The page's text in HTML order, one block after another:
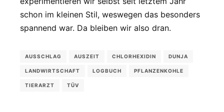
schon im kleinen Stil, weswegen das besonders
spannend war. Da bleiben wir also dran.
AUSSCHLAG AUSZEIT CHLORHEXIDIN DUNJA
LANDWIRTSCHAFT LOGBUCH PFLANZENKOHLE
TIERARZT TÜV